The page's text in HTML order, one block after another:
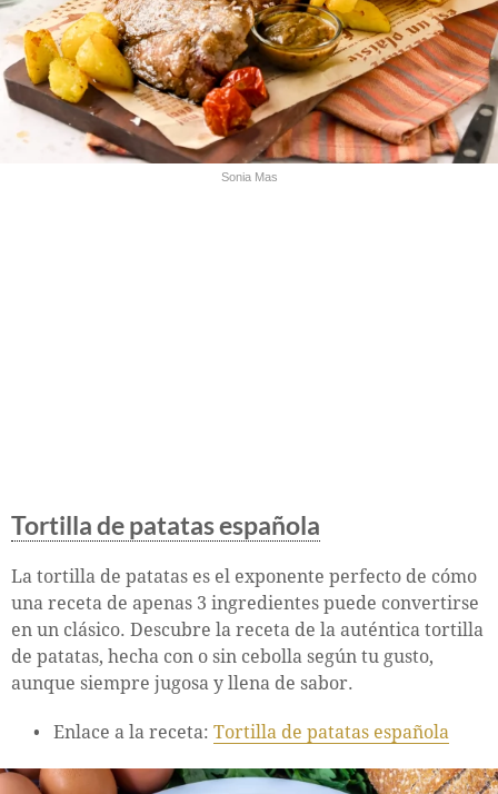
Sonia Mas
Tortilla de patatas española
La tortilla de patatas es el exponente perfecto de cómo
una receta de apenas 3 ingredientes puede convertirse
en un clásico. Descubre la receta de la auténtica tortilla
de patatas, hecha con o sin cebolla según tu gusto,
aunque siempre jugosa y llena de sabor.
Enlace a la receta: Tortilla de patatas española